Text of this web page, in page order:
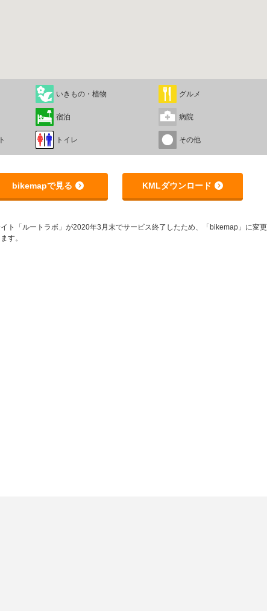
いきもの・植物 グルメ
宿泊 病院
トイレ その他
bikemapで見る KMLダウンロード
ト「ルートラボ」が2020年3月末でサービス終了したため、「bikemap」に変
す。